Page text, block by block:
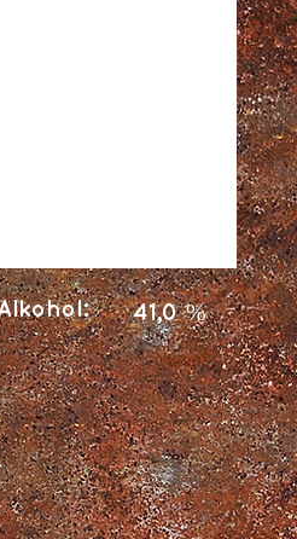
41,0 %